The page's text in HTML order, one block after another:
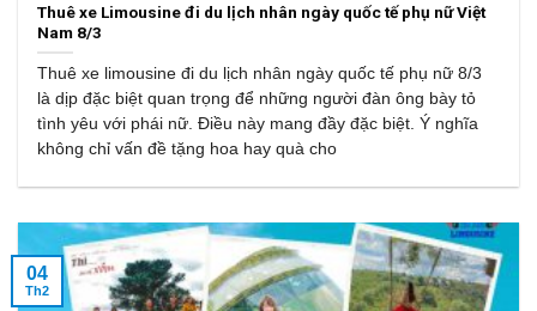
Thuê xe Limousine đi du lịch nhân ngày quốc tế phụ nữ Việt
Nam 8/3
Thuê xe limousine đi du lịch nhân ngày quốc tế phụ nữ 8/3
là dịp đặc biệt quan trọng để những người đàn ông bày tỏ
tình yêu với phái nữ. Điều này mang đầy đặc biệt. Ý nghĩa
không chỉ vấn đề tặng hoa hay quà cho
04
Th2